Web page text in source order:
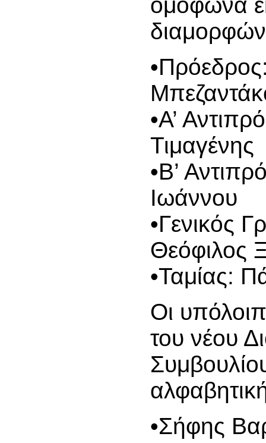
•Α’
Τιμαγένης
•Β’
Ιωάννου
•Γενικός
Θεόφιλος
•Ταμίας:
Οι
του νέου
•Σήφης